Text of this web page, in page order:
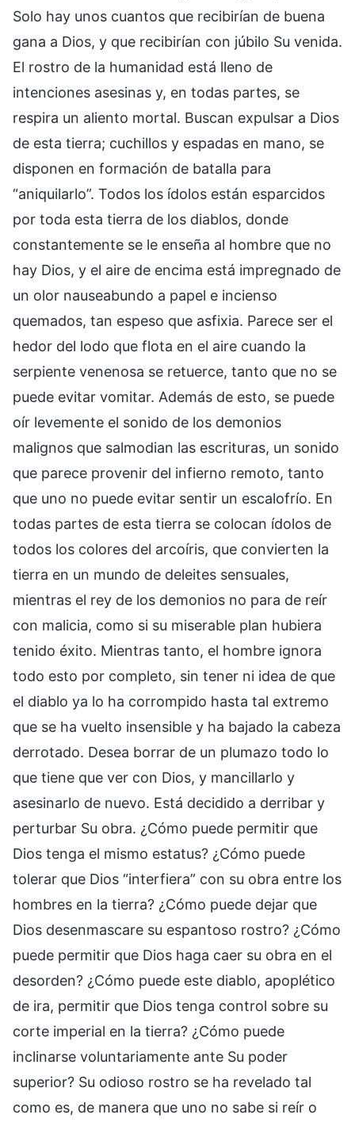
Solo hay unos cuantos que recibirían de buena
gana a Dios, y que recibirían con júbilo Su venida.
El rostro de la humanidad está lleno de
intenciones asesinas y, en todas partes, se
respira un aliento mortal. Buscan expulsar a Dios
de esta tierra; cuchillos y espadas en mano, se
disponen en formación de batalla para
“aniquilarlo”. Todos los ídolos están esparcidos
por toda esta tierra de los diablos, donde
constantemente se le enseña al hombre que no
hay Dios, y el aire de encima está impregnado de
un olor nauseabundo a papel e incienso
quemados, tan espeso que asfixia. Parece ser el
hedor del lodo que flota en el aire cuando la
serpiente venenosa se retuerce, tanto que no se
puede evitar vomitar. Además de esto, se puede
oír levemente el sonido de los demonios
malignos que salmodian las escrituras, un sonido
que parece provenir del infierno remoto, tanto
que uno no puede evitar sentir un escalofrío. En
todas partes de esta tierra se colocan ídolos de
todos los colores del arcoíris, que convierten la
tierra en un mundo de deleites sensuales,
mientras el rey de los demonios no para de reír
con malicia, como si su miserable plan hubiera
tenido éxito. Mientras tanto, el hombre ignora
todo esto por completo, sin tener ni idea de que
el diablo ya lo ha corrompido hasta tal extremo
que se ha vuelto insensible y ha bajado la cabeza
derrotado. Desea borrar de un plumazo todo lo
que tiene que ver con Dios, y mancillarlo y
asesinarlo de nuevo. Está decidido a derribar y
perturbar Su obra. ¿Cómo puede permitir que
Dios tenga el mismo estatus? ¿Cómo puede
tolerar que Dios “interfiera” con su obra entre los
hombres en la tierra? ¿Cómo puede dejar que
Dios desenmascare su espantoso rostro? ¿Cómo
puede permitir que Dios haga caer su obra en el
desorden? ¿Cómo puede este diablo, apoplético
de ira, permitir que Dios tenga control sobre su
corte imperial en la tierra? ¿Cómo puede
inclinarse voluntariamente ante Su poder
superior? Su odioso rostro se ha revelado tal
como es, de manera que uno no sabe si reír o